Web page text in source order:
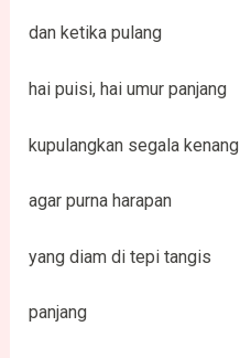
dan ketika pulang
hai puisi, hai umur panjang
kupulangkan segala kenang
agar purna harapan
yang diam di tepi tangis
panjang